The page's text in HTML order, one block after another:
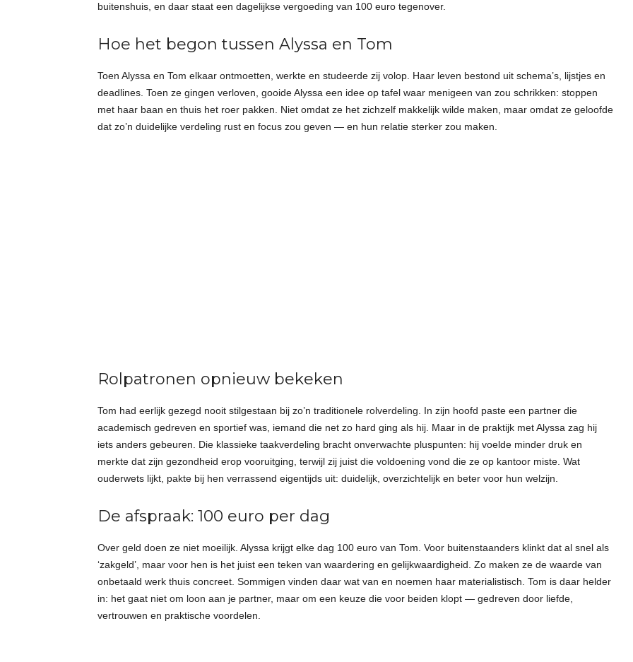
buitenshuis, en daar staat een dagelijkse vergoeding van 100 euro tegenover.
Hoe het begon tussen Alyssa en Tom
Toen Alyssa en Tom elkaar ontmoetten, werkte en studeerde zij volop. Haar leven bestond uit schema’s, lijstjes en
deadlines. Toen ze gingen verloven, gooide Alyssa een idee op tafel waar menigeen van zou schrikken: stoppen
met haar baan en thuis het roer pakken. Niet omdat ze het zichzelf makkelijk wilde maken, maar omdat ze geloofde
dat zo’n duidelijke verdeling rust en focus zou geven — en hun relatie sterker zou maken.
Rolpatronen opnieuw bekeken
Tom had eerlijk gezegd nooit stilgestaan bij zo’n traditionele rolverdeling. In zijn hoofd paste een partner die
academisch gedreven en sportief was, iemand die net zo hard ging als hij. Maar in de praktijk met Alyssa zag hij
iets anders gebeuren. Die klassieke taakverdeling bracht onverwachte pluspunten: hij voelde minder druk en
merkte dat zijn gezondheid erop vooruitging, terwijl zij juist die voldoening vond die ze op kantoor miste. Wat
ouderwets lijkt, pakte bij hen verrassend eigentijds uit: duidelijk, overzichtelijk en beter voor hun welzijn.
De afspraak: 100 euro per dag
Over geld doen ze niet moeilijk. Alyssa krijgt elke dag 100 euro van Tom. Voor buitenstaanders klinkt dat al snel als
‘zakgeld’, maar voor hen is het juist een teken van waardering en gelijkwaardigheid. Zo maken ze de waarde van
onbetaald werk thuis concreet. Sommigen vinden daar wat van en noemen haar materialistisch. Tom is daar helder
in: het gaat niet om loon aan je partner, maar om een keuze die voor beiden klopt — gedreven door liefde,
vertrouwen en praktische voordelen.